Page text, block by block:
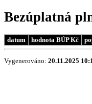
Bezúplatná
datum hodnota BÚP Kč
Vygenerováno: 20.11.2025